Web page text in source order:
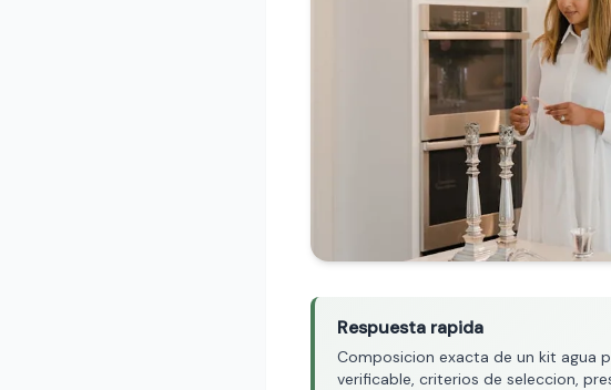
Respuesta rapida
Composicion exacta de un kit agua
verificable, criterios de seleccion,